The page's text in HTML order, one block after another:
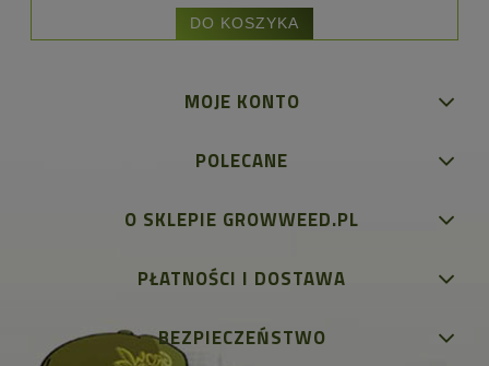
DO KOSZYKA
MOJE KONTO
POLECANE
O SKLEPIE GROWWEED.PL
PŁATNOŚCI I DOSTAWA
BEZPIECZEŃSTWO